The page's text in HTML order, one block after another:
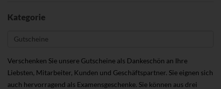
Kategorie
Verschenken Sie unsere Gutscheine als Dankeschön an Ihre
Liebsten, Mitarbeiter, Kunden und Geschäftspartner. Sie eignen sich
auch hervorragend als Examensgeschenke. Sie können aus drei